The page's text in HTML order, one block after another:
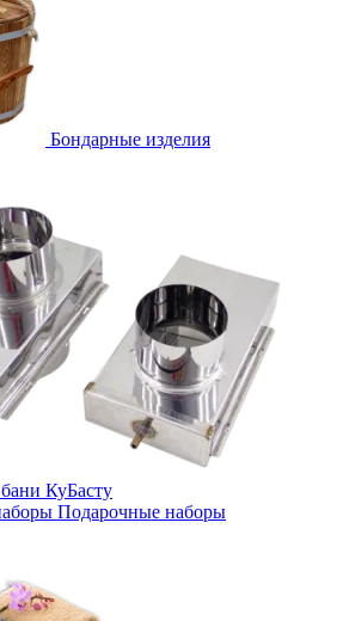
Бондарные изделия
КуБасту
Подарочные наборы